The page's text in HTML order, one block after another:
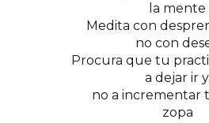
la mente
Medita con
no con
Procura que tu
a dejar ir
no a incrementar
zopa